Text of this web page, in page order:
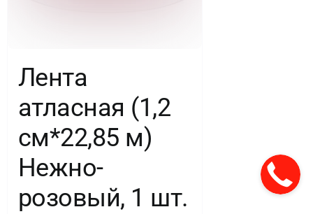
Лента
атласная (1,2
см*22,85 м)
Нежно-
розовый, 1 шт.